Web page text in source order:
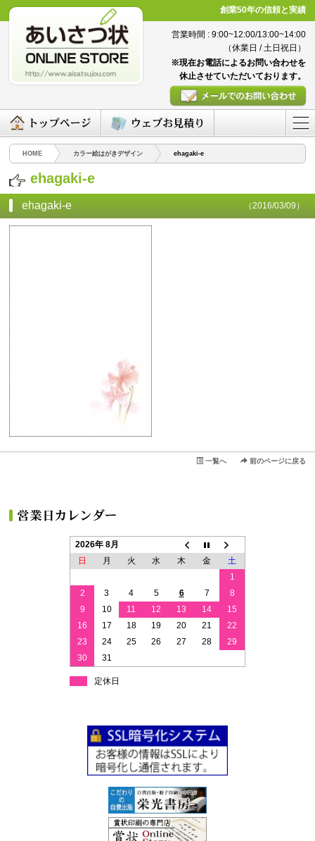
創業50年の信頼と実績
営業時間 : 9:00~12:00/13:00~14:00
（休業日 / 土日祝日）
※現在お電話によるお問い合わせを
休止させていただいております。
HOME カラー絵はがきデザイン ehagaki-e
ehagaki-e
ehagaki-e （2016/03/09）
一覧へ 前のページに戻る
2026年 8月
日
月 火 水 木 金
土
1
2
3 4 5 6 7
8
9
10 11 12 13 14
15
16
17 18 19 20 21
22
23
24 25 26 27 28
29
30
31
定休日